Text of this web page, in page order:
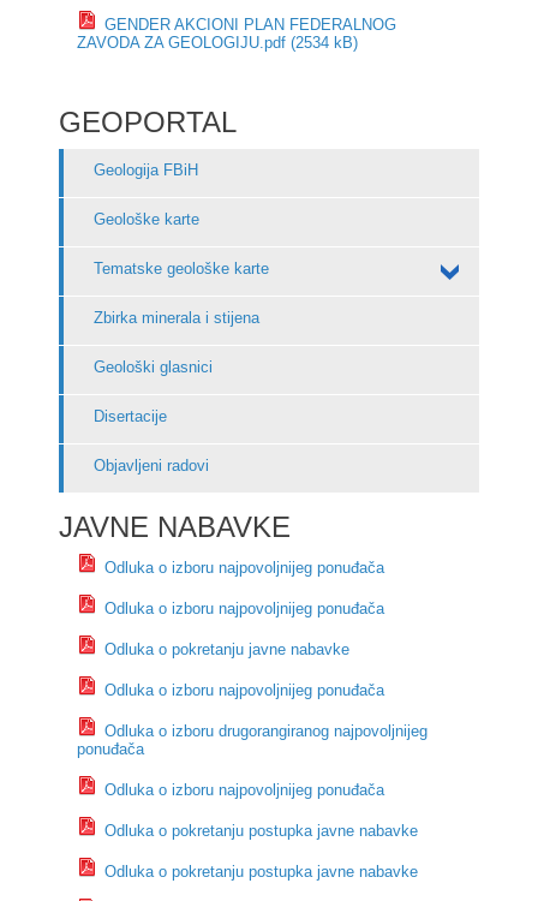
GENDER AKCIONI PLAN FEDERALNOG
ZAVODA ZA GEOLOGIJU.pdf (2534 kB)
GEOPORTAL
Geologija FBiH
Geološke karte
Tematske geološke karte
Zbirka minerala i stijena
Geološki glasnici
Disertacije
Objavljeni radovi
JAVNE NABAVKE
Odluka o izboru najpovoljnijeg ponuđača
Odluka o izboru najpovoljnijeg ponuđača
Odluka o pokretanju javne nabavke
Odluka o izboru najpovoljnijeg ponuđača
Odluka o izboru drugorangiranog najpovoljnijeg
ponuđača
Odluka o izboru najpovoljnijeg ponuđača
Odluka o pokretanju postupka javne nabavke
Odluka o pokretanju postupka javne nabavke